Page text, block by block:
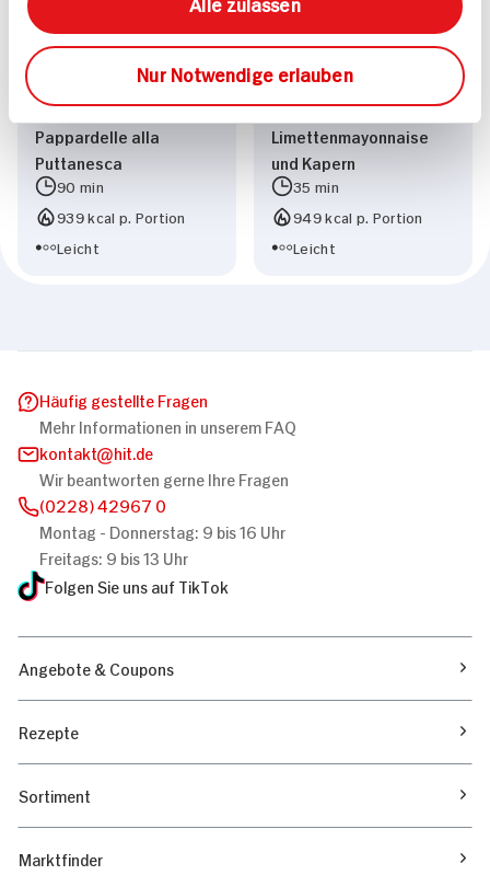
Nur Notwendige erlauben
Saltimbocca mit
Pappardelle alla
Puttanesca
90 min
939 kcal p. Portion
Leicht
Rindertatar mit
Limettenmayonnaise
und Kapern
35 min
949 kcal p. Portion
Leicht
Häufig gestellte Fragen
Mehr Informationen in unserem FAQ
kontakt
hit.de
Wir beantworten gerne Ihre Fragen
(0228) 42967 0
Montag - Donnerstag: 9 bis 16 Uhr
Freitags: 9 bis 13 Uhr
Folgen Sie uns auf TikTok
Angebote & Coupons
Rezepte
Sortiment
Marktfinder